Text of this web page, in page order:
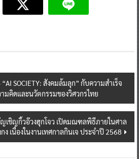
SOCIETY: สังคมล้มลุก” กับความสำเร็จ
คิดและนวัตกรรมของวิศวกรไทย
เชิญกิ้วอ๊วงฮุกโจว เปิดมณฑลพิธีภายในศาล
กง เนื่องในงานเทศกาลกินเจ ประจำปี 2568